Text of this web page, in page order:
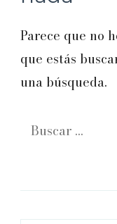
Parece que no
que estás
una búsqueda.
Buscar: